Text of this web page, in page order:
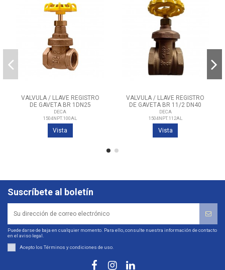
VALVULA / LLAVE REGISTRO
DE GAVETA BR 1DN25
DECA
1504NPT.100AL
Vista
VALVULA / LLAVE REGISTRO
DE GAVETA BR 11/2 DN40
DECA
1504NPT.112AL
Vista
Suscríbete al boletín
Puede darse de baja en cualquier momento. Para ello, consulte nuestra información de contacto
en el aviso legal.
Acepto los Términos y condiciones de uso